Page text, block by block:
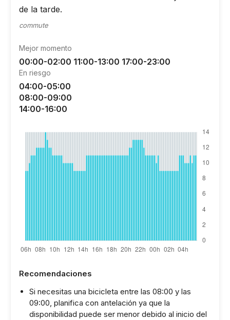
de la tarde.
commute
Mejor momento
00:00-02:00 11:00-13:00 17:00-23:00
En riesgo
04:00-05:00
08:00-09:00
14:00-16:00
Recomendaciones
Si necesitas una bicicleta entre las 08:00 y las
09:00, planifica con antelación ya que la
disponibilidad puede ser menor debido al inicio del